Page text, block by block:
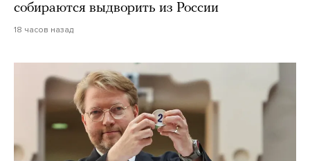
собираются выдворить из России
18 часов назад